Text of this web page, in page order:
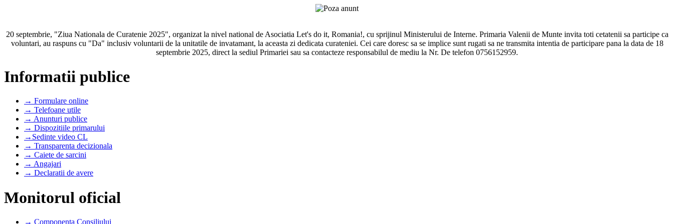
20 septembrie, "Ziua Nationala de Curatenie 2025", organizat la nivel national de Asociatia Let's do it, Romania!, cu sprijinul Ministerului de Interne. Primaria Valenii de Munte invita toti cetatenii sa participe ca
voluntari, au raspuns cu "Da" inclusiv voluntarii de la unitatile de invatamant, la aceasta zi dedicata curateniei. Cei care doresc sa se implice sunt rugati sa ne transmita intentia de participare pana la data de 18
septembrie 2025, direct la sediul Primariei sau sa contacteze responsabilul de mediu la Nr. De telefon 0756152959.
Informatii publice
→ Formulare online
→ Telefoane utile
→ Anunturi publice
→ Dispozitiile primarului
→Sedinte video CL
→ Transparenta decizionala
→ Caiete de sarcini
→ Angajari
→ Declaratii de avere
Monitorul oficial
→ Componenta Consiliului